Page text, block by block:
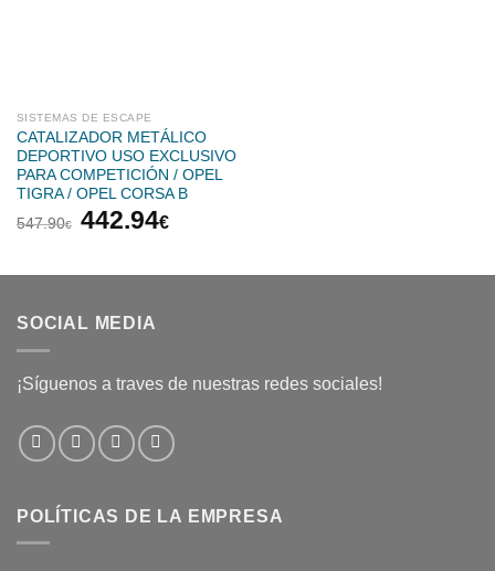
SISTEMAS DE ESCAPE
CATALIZADOR METÁLICO
DEPORTIVO USO EXCLUSIVO
PARA COMPETICIÓN / OPEL
TIGRA / OPEL CORSA B
547.90€
El
original
547.90€.
442.94€El
actual
SOCIAL MEDIA
¡Síguenos a traves de nuestras redes sociales!
POLÍTICAS DE LA EMPRESA